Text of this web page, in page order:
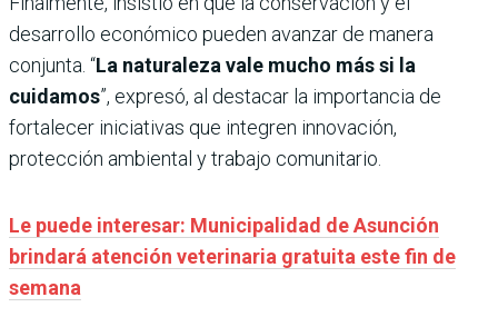
desarrollo económico pueden avanzar de manera
conjunta. “La naturaleza vale mucho más si la
cuidamos”, expresó, al destacar la importancia de
fortalecer iniciativas que integren innovación,
protección ambiental y trabajo comunitario.
Le puede interesar: Municipalidad de Asunción
brindará atención veterinaria gratuita este fin de
semana